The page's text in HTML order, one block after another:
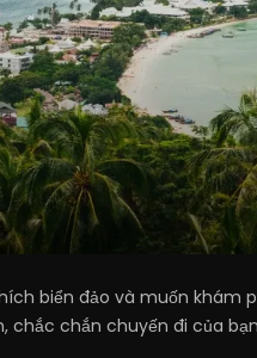
biển đảo và muốn khám
chắc chắn chuyến đi của